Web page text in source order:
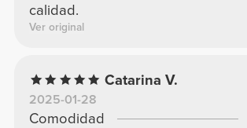
calidad.
Ver original
Catarina V.
2025-01-28
Comodidad